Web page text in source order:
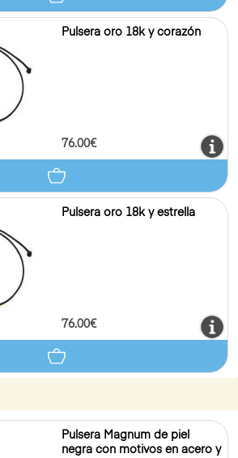
Pulsera oro 18k y corazón
76.00€
Pulsera oro 18k y estrella
76.00€
Pulsera Magnum de piel
negra con motivos en acero y